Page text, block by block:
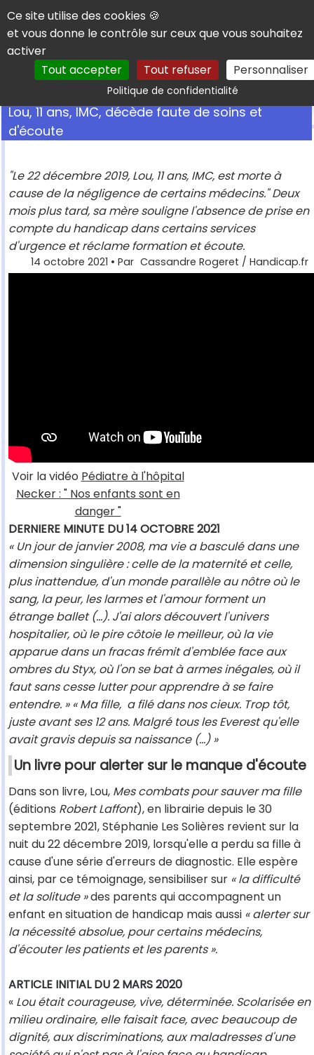
Panneau de gestion des cookies
Ce site utilise des cookies 🍪
et vous donne le contrôle sur ceux que vous souhaitez
activer
Tout accepter
Tout refuser Personnaliser
Politique de confidentialitéRechercher
Lou, 11 ans, IMC, décède faute de soins et
d'écoute
"Le 22 décembre 2019, Lou, 11 ans, IMC, est morte à
cause de la négligence de certains médecins." Deux
mois plus tard, sa mère souligne l'absence de prise en
compte du handicap dans certains services
d'urgence et réclame formation et écoute.
14 octobre 2021 • Par Cassandre Rogeret / Handicap.fr
Voir la vidéo Pédiatre à l'hôpital
Necker : " Nos enfants sont en
danger "
DERNIERE MINUTE DU 14 OCTOBRE 2021
« Un jour de janvier 2008, ma vie a basculé dans une
dimension singulière : celle de la maternité et celle,
plus inattendue, d'un monde parallèle au nôtre où le
sang, la peur, les larmes et l'amour forment un
étrange ballet (...). J'ai alors découvert l'univers
hospitalier, où le pire côtoie le meilleur, où la vie
apparue dans un fracas frémit d'emblée face aux
ombres du Styx, où l'on se bat à armes inégales, où il
faut sans cesse lutter pour apprendre à se faire
entendre. » « Ma fille, a filé dans nos cieux. Trop tôt,
juste avant ses 12 ans. Malgré tous les Everest qu'elle
avait gravis depuis sa naissance (...) »
Un livre pour alerter sur le manque d'écoute
Dans son livre, Lou, Mes combats pour sauver ma fille
(éditions Robert Laffont), en librairie depuis le 30
septembre 2021, Stéphanie Les Solières revient sur la
nuit du 22 décembre 2019, lorsqu'elle a perdu sa fille à
cause d'une série d'erreurs de diagnostic. Elle espère
ainsi, par ce témoignage, sensibiliser sur « la difficulté
et la solitude »des parents qui accompagnent un
enfant en situation de handicap mais aussi « alerter sur
la nécessité absolue, pour certains médecins,
d'écouter les patients et les parents ».
ARTICLE INITIAL DU 2 MARS 2020
« Lou était courageuse, vive, déterminée. Scolarisée en
milieu ordinaire, elle faisait face, avec beaucoup de
dignité, aux discriminations, aux maladresses d'une